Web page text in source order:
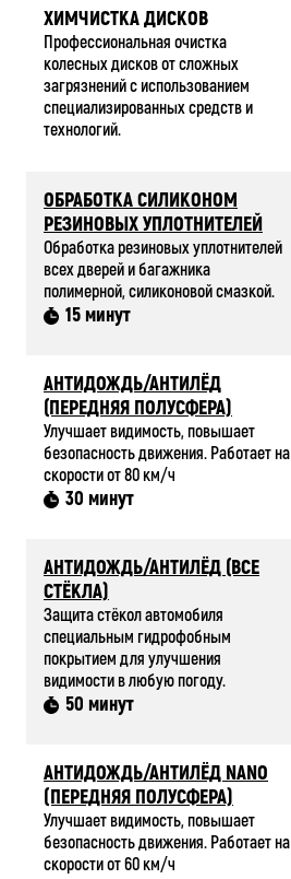
ХИМЧИСТКА ДИСКОВ
Профессиональная очистка
колесных дисков от сложных
загрязнений с использованием
специализированных средств и
технологий.
ОБРАБОТКА СИЛИКОНОМ
РЕЗИНОВЫХ УПЛОТНИТЕЛЕЙ
Обработка резиновых уплотнителей
всех дверей и багажника
полимерной, силиконовой смазкой.
15 минут
АНТИДОЖДЬ/АНТИЛЁД
(ПЕРЕДНЯЯ ПОЛУСФЕРА)
Улучшает видимость, повышает
безопасность движения. Работает на
скорости от 80 км/ч
30 минут
АНТИДОЖДЬ/АНТИЛЁД (ВСЕ
СТЁКЛА)
Защита стёкол автомобиля
специальным гидрофобным
покрытием для улучшения
видимости в любую погоду.
50 минут
АНТИДОЖДЬ/АНТИЛЁД NANO
(ПЕРЕДНЯЯ ПОЛУСФЕРА)
Улучшает видимость, повышает
безопасность движения. Работает на
скорости от 60 км/ч